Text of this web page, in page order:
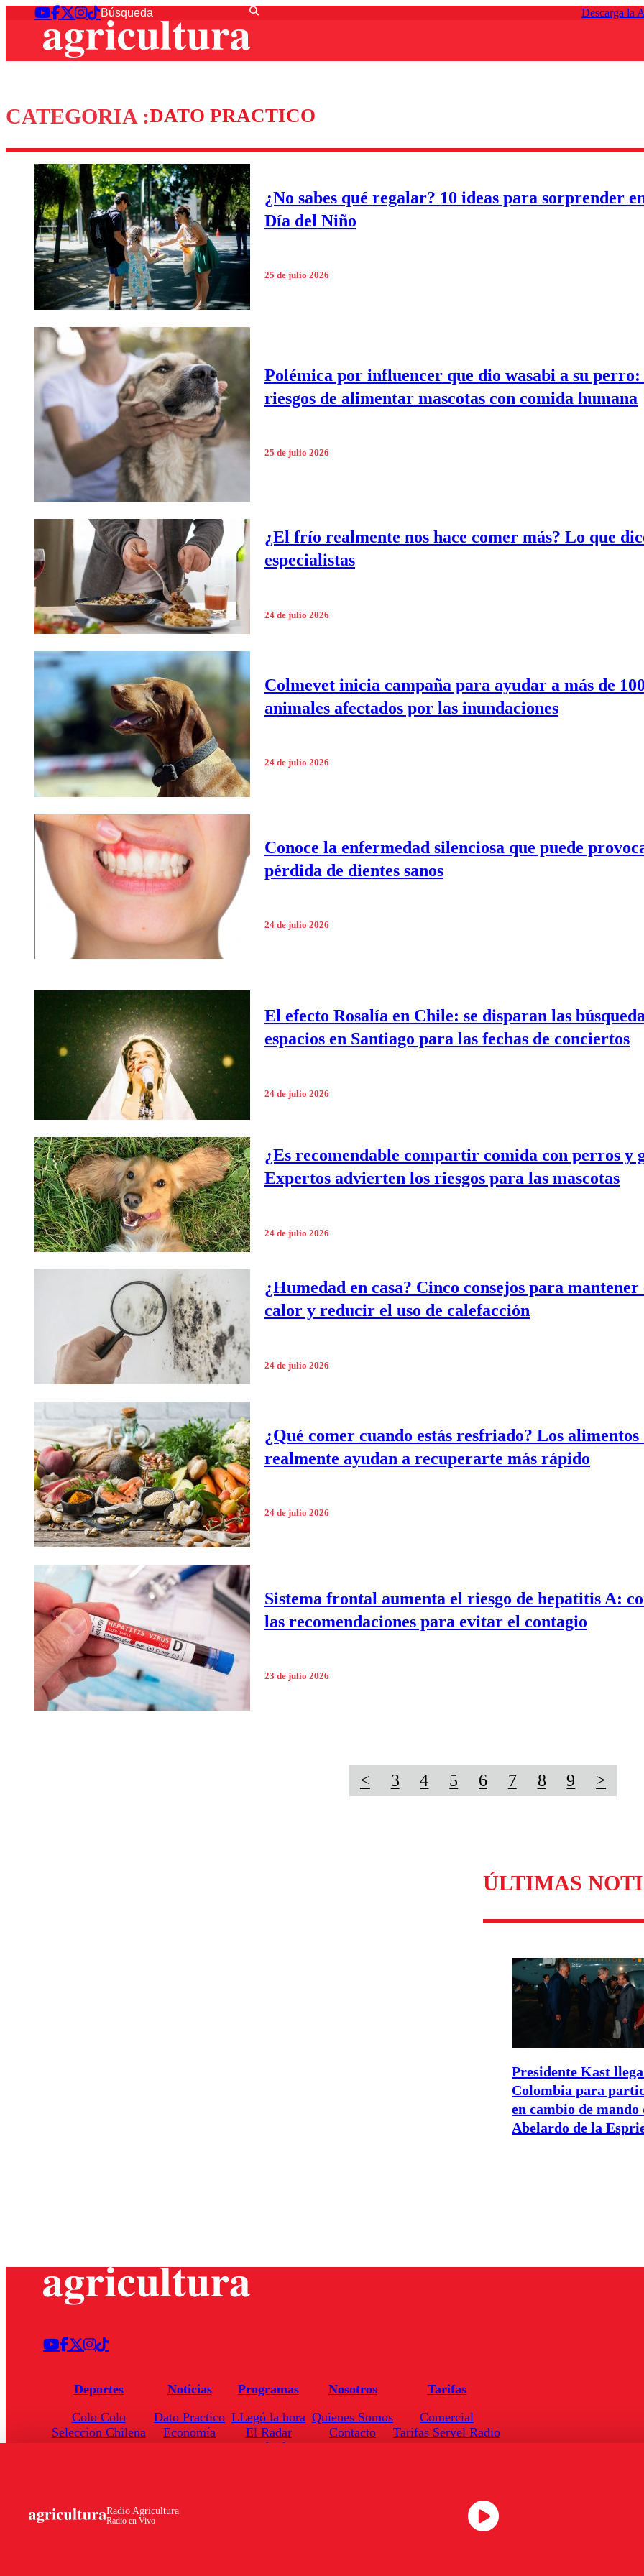
Descarga la
CATEGORIA :DATO PRACTICO
¿No sabes qué regalar? 10 ideas para sorprender
Día del Niño
25 de julio 2026
Polémica por influencer que dio wasabi a su perro:
riesgos de alimentar mascotas con comida humana
25 de julio 2026
¿El frío realmente nos hace comer más? Lo que
especialistas
24 de julio 2026
Colmevet inicia campaña para ayudar a más de
animales afectados por las inundaciones
24 de julio 2026
Conoce la enfermedad silenciosa que puede
pérdida de dientes sanos
24 de julio 2026
El efecto Rosalía en Chile: se disparan las
espacios en Santiago para las fechas de conciertos
24 de julio 2026
¿Es recomendable compartir comida con perros y
Expertos advierten los riesgos para las mascotas
24 de julio 2026
¿Humedad en casa? Cinco consejos para mantener
calor y reducir el uso de calefacción
24 de julio 2026
¿Qué comer cuando estás resfriado? Los alimentos
realmente ayudan a recuperarte más rápido
24 de julio 2026
Sistema frontal aumenta el riesgo de hepatitis A:
las recomendaciones para evitar el contagio
23 de julio 2026
< 3 4 5 6 7 8 9 >
ÚLTIMAS
Presidente Kast
Colombia para
en cambio de mando
Abelardo de la
Radio Agricultura
Radio en Vivo
Deportes
Colo Colo
Seleccion Chilena
Noticias
Dato Practico
Economía
Programas
LLegó la hora
El Radar
Enfoqué Público
Nosotros
Quienes Somos
Contacto
Tarifas
Comercial
Tarifas Servel Radio